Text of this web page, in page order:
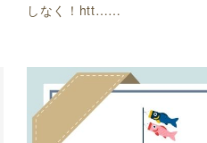
しなく！htt……